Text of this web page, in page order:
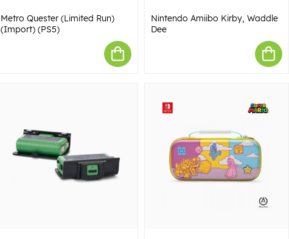
Metro Quester (Limited Run)
(Import) (PS5)
Nintendo Amiibo Kirby, Waddle
Dee